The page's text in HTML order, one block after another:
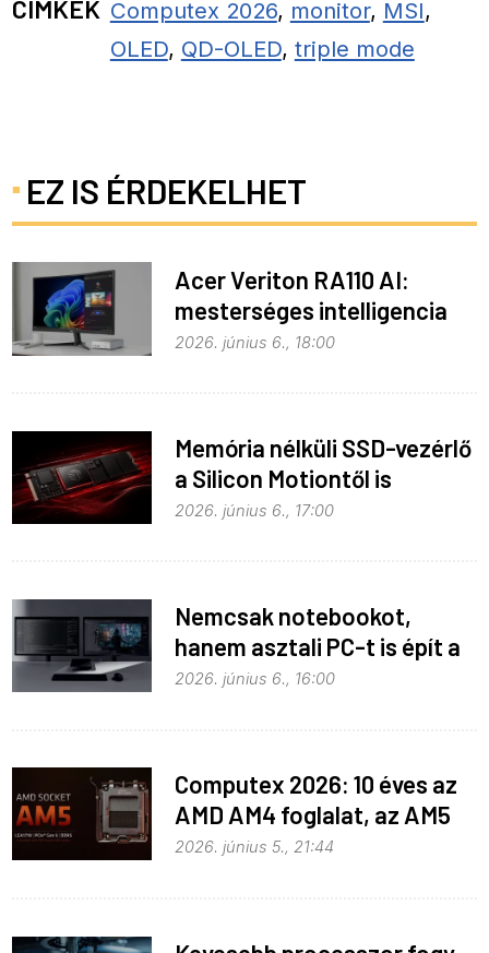
CÍMKÉK Computex 2026, monitor, MSI,
OLED, QD-OLED, triple mode
EZ IS ÉRDEKELHET
Acer Veriton RA110 AI:
mesterséges intelligencia
helyben
2026. június 6., 18:00
Memória nélküli SSD-vezérlő
a Silicon Motiontől is
2026. június 6., 17:00
Nemcsak notebookot,
hanem asztali PC-t is épít a
Microsoft az RTX Spark köré
2026. június 6., 16:00
Computex 2026: 10 éves az
AMD AM4 foglalat, az AM5
pedig még három évig
2026. június 5., 21:44